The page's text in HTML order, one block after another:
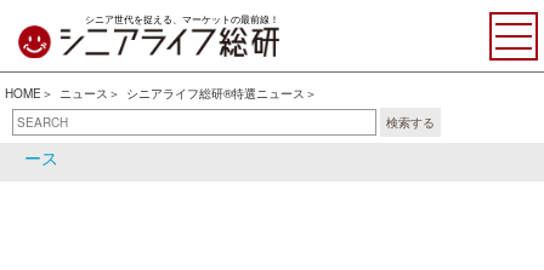
シニア世代を捉える、マーケットの最前線！
HOME ニュース
シニアライフ総研®特選ニュース
検索する
シニアライフ総研®特選ニュ
ース
シニア関連ニュース